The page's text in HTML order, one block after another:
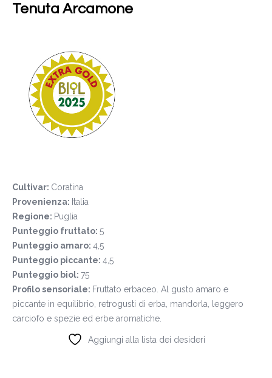
Tenuta Arcamone
Cultivar: Coratina
Provenienza: Italia
Regione: Puglia
Punteggio fruttato: 5
Punteggio amaro: 4,5
Punteggio piccante: 4,5
Punteggio biol: 75
Profilo sensoriale: Fruttato erbaceo. Al gusto amaro e
piccante in equilibrio, retrogusti di erba, mandorla, leggero
carciofo e spezie ed erbe aromatiche.
Aggiungi alla lista dei desideri